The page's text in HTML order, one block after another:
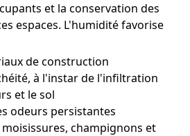
et la conservation des
espaces. L'humidité favorise
de construction
à l'instar de l'infiltration
et le sol
odeurs persistantes
moisissures, champignons et